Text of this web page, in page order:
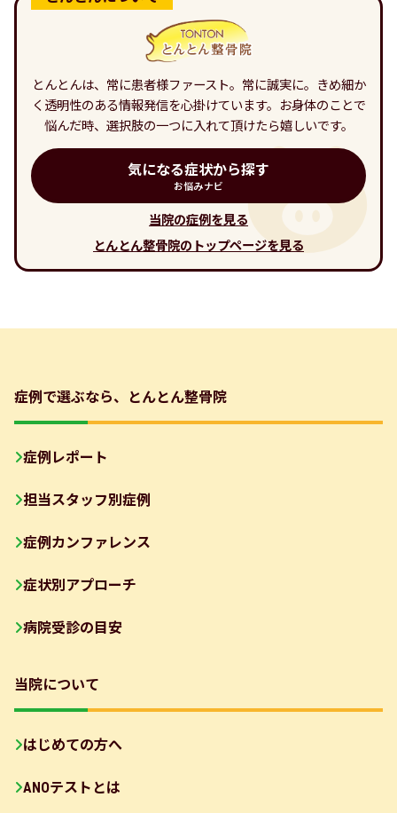
とんとんは、常に患者様ファースト。常に誠実に。きめ細か
く透明性のある情報発信を心掛けています。お身体のことで
悩んだ時、選択肢の一つに入れて頂けたら嬉しいです。
気になる症状から探す
お悩みナビ
当院の症例を見る
とんとん整骨院のトップページを見る
症例で選ぶなら、とんとん整骨院
症例レポート
担当スタッフ別症例
症例カンファレンス
症状別アプローチ
病院受診の目安
当院について
はじめての方へ
ANOテストとは